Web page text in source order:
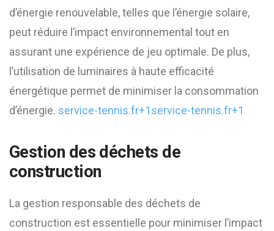
d’énergie renouvelable, telles que l’énergie solaire,
peut réduire l’impact environnemental tout en
assurant une expérience de jeu optimale. De plus,
l’utilisation de luminaires à haute efficacité
énergétique permet de minimiser la consommation
d’énergie. ​ service-tennis.fr+1service-tennis.fr+1
Gestion des déchets de
construction
La gestion responsable des déchets de
construction est essentielle pour minimiser l’impact